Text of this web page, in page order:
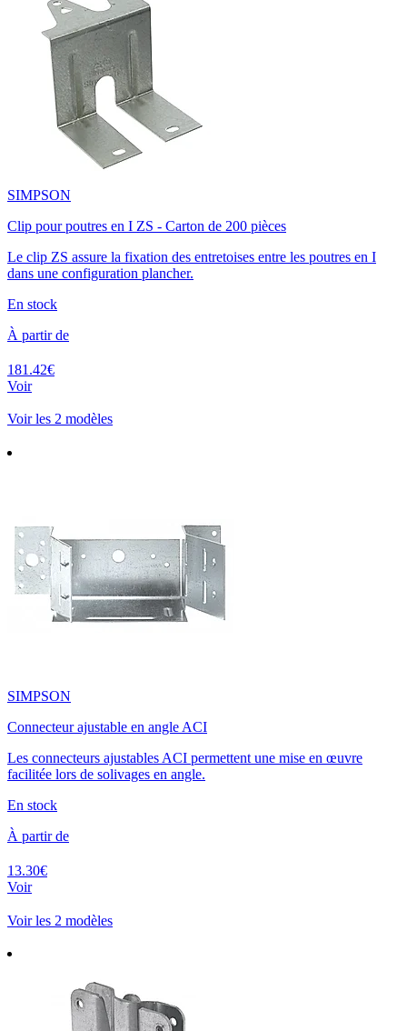
SIMPSON
Clip pour poutres en I ZS - Carton de 200 pièces
Le clip ZS assure la fixation des entretoises entre les poutres en I
dans une configuration plancher.
En stock
À partir de
181.42€
Voir
Voir les 2 modèles
SIMPSON
Connecteur ajustable en angle ACI
Les connecteurs ajustables ACI permettent une mise en œuvre
facilitée lors de solivages en angle.
En stock
À partir de
13.30€
Voir
Voir les 2 modèles